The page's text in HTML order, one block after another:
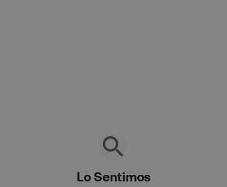
Lo Sentimos